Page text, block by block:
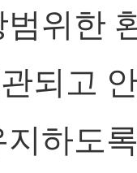
위한
되고
하도